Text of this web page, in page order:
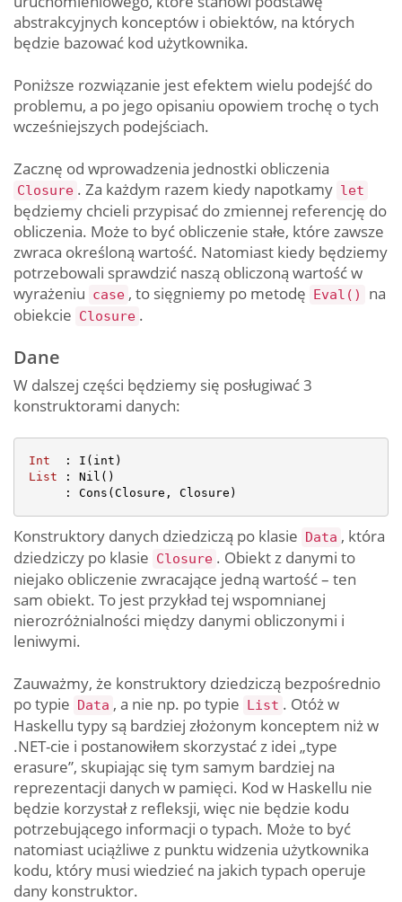
abstrakcyjnych konceptów i obiektów, na których
będzie bazować kod użytkownika.
Poniższe rozwiązanie jest efektem wielu podejść do
problemu, a po jego opisaniu opowiem trochę o tych
wcześniejszych podejściach.
Zacznę od wprowadzenia jednostki obliczenia
Closure . Za każdym razem kiedy napotkamy let
będziemy chcieli przypisać do zmiennej referencję do
obliczenia. Może to być obliczenie stałe, które zawsze
zwraca określoną wartość. Natomiast kiedy będziemy
potrzebowali sprawdzić naszą obliczoną wartość w
wyrażeniu case , to sięgniemy po metodę Eval()
na
obiekcie Closure .
Dane
W dalszej części będziemy się posługiwać 3
konstruktorami danych:
Int
List
: Nil()
Konstruktory danych dziedziczą po klasie Data , która
dziedziczy po klasie Closure . Obiekt z danymi to
niejako obliczenie zwracające jedną wartość – ten
sam obiekt. To jest przykład tej wspomnianej
nierozróżnialności między danymi obliczonymi i
leniwymi.
Zauważmy, że konstruktory dziedziczą bezpośrednio
po typie Data , a nie np. po typie List . Otóż w
Haskellu typy są bardziej złożonym konceptem niż w
.NET-cie i postanowiłem skorzystać z idei „type
erasure”, skupiając się tym samym bardziej na
reprezentacji danych w pamięci. Kod w Haskellu nie
będzie korzystał z refleksji, więc nie będzie kodu
potrzebującego informacji o typach. Może to być
natomiast uciążliwe z punktu widzenia użytkownika
kodu, który musi wiedzieć na jakich typach operuje
dany konstruktor.